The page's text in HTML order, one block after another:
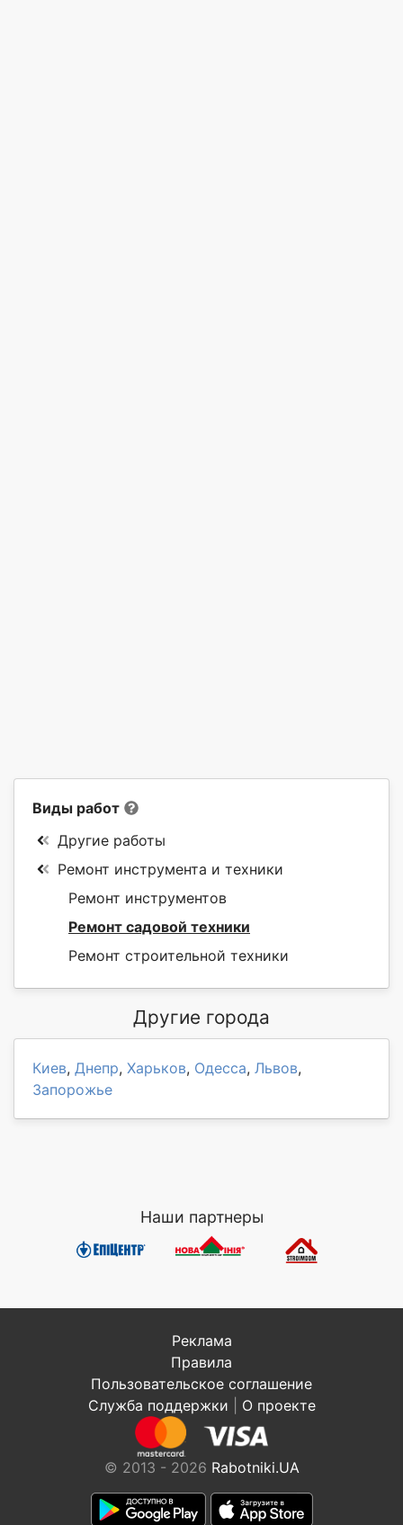
Виды работ
Другие работы
Ремонт инструмента и техники
Ремонт инструментов
Ремонт садовой техники
Ремонт строительной техники
Другие города
Киев, Днепр, Харьков, Одесса, Львов,
Запорожье
Наши партнеры
Реклама
Правила
Пользовательское соглашение
Служба поддержки
О проекте
© 2013 - 2026 Rabotniki.UA